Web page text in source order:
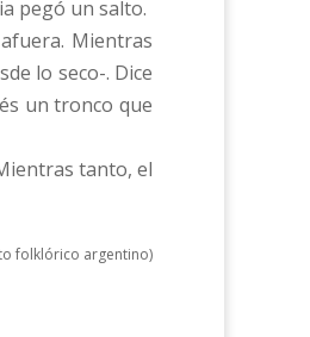
pegó un salto.
Mientras
lo seco-. Dice
un tronco que
tanto, el
folklórico argentino)